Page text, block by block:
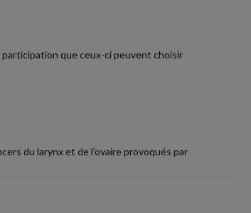
que ceux-ci peuvent choisir
du larynx et de l'ovaire provoqués par